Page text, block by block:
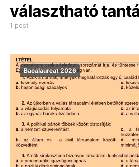
választható
1 post
Bacalaureat 2026